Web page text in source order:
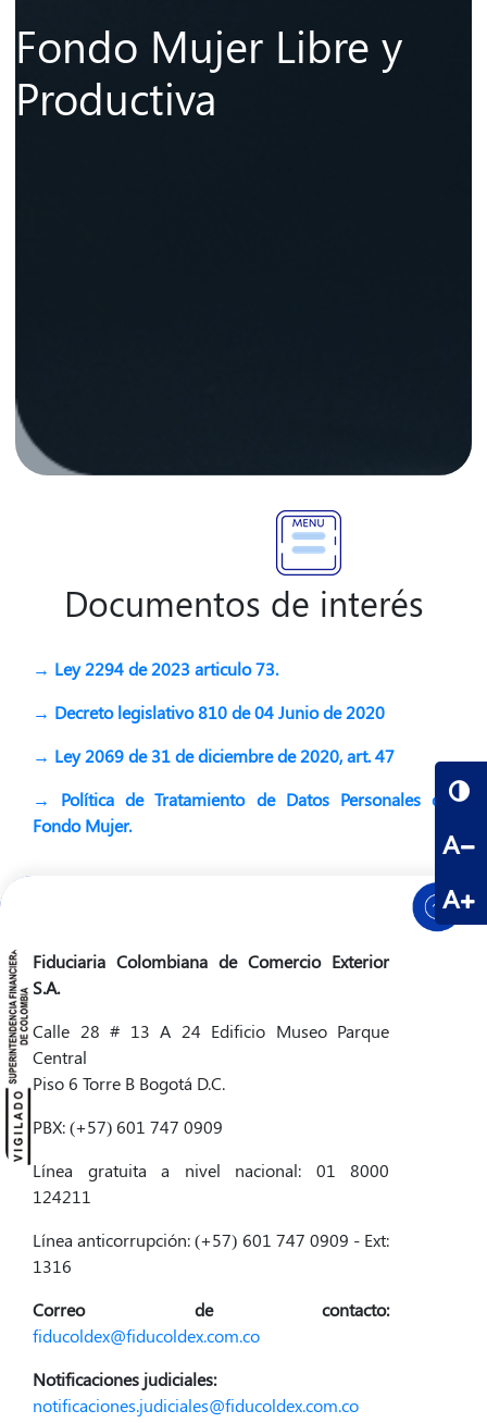
A
A
Fondo Mujer Libre y
Productiva
Documentos de interés
→ Ley 2294 de 2023 articulo 73.
→ Decreto legislativo 810 de 04 Junio de 2020
→ Ley 2069 de 31 de diciembre de 2020, art. 47
→ Política de Tratamiento de Datos Personales del
Fondo Mujer.
Fiduciaria Colombiana de Comercio Exterior
S.A.
Calle 28 # 13 A 24 Edificio Museo Parque
Central
Piso 6 Torre B Bogotá D.C.
PBX: (+57) 601 747 0909
Línea gratuita a nivel nacional: 01 8000
124211
Línea anticorrupción: (+57) 601 747 0909 - Ext:
1316
Correo de contacto:
fiducoldex@fiducoldex.com.co
Notificaciones judiciales:
notificaciones.judiciales@fiducoldex.com.co